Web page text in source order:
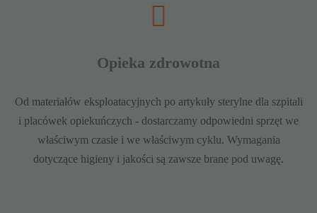
Opieka zdrowotna
Od materiałów eksploatacyjnych po artykuły sterylne dla szpitali
i placówek opiekuńczych - dostarczamy odpowiedni sprzęt we
właściwym czasie i we właściwym cyklu. Wymagania
dotyczące higieny i jakości są zawsze brane pod uwagę.